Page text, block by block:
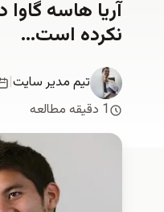
آريا هاسه
نكرده است…
تیم مدیر سایت|
1 دقیقه مطالعه